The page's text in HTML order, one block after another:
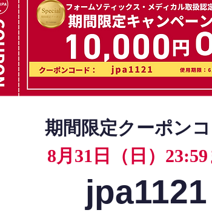
期間限定クーポン
8月31日（日）
jpa1121